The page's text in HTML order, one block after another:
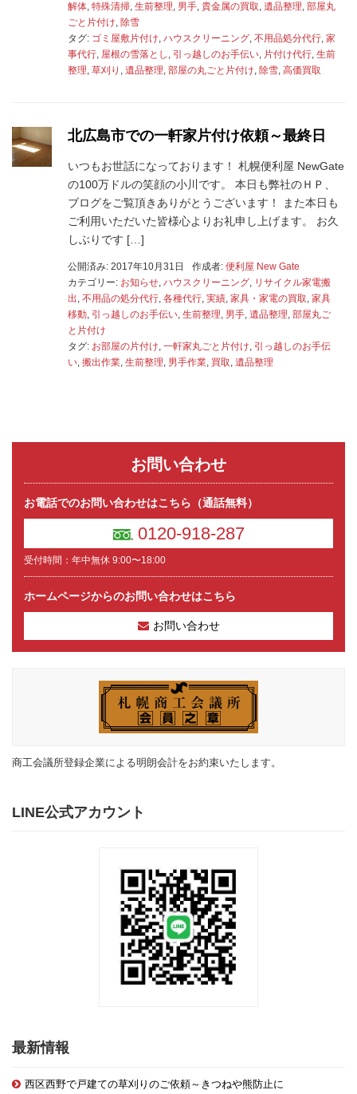
解体, 特殊清掃, 生前整理, 男手, 貴金属の買取, 遺品整理, 部屋丸
ごと片付け, 除雪
タグ: ゴミ屋敷片付け, ハウスクリーニング, 不用品処分代行, 家
事代行, 屋根の雪落とし , 引っ越しのお手伝い, 片付け代行, 生前
整理, 草刈り , 遺品整理, 部屋の丸ごと片付け, 除雪, 高価買取
北広島市での一軒家片付け依頼～最終日
いつもお世話になっております！ 札幌便利屋 NewGate
の100万ドルの笑顔の小川です。 本日も弊社のＨＰ、
ブログをご覧頂きありがとうございます！ また本日も
ご利用いただいた皆様心よりお礼申し上げます。 お久
しぶりです […]
公開済み: 2017年10月31日 作成者: 便利屋 New Gate
カテゴリー: お知らせ ハウスクリーニング リサイクル家電搬
出 不用品の処分代行 各種代行 実績 家具・家電の買取 家具
移動 引っ越しのお手伝い 生前整理 男手 遺品整理 部屋丸ご
と片付け
タグ: お部屋の片付け 一軒家丸ごと片付け 引っ越しのお手伝
い 搬出作業 生前整理 男手作業 買取 遺品整理
お問い合わせ
お電話でのお問い合わせはこちら（通話無料）
0120-918-287
受付時間：年中無休 9:00〜18:00
ホームページからのお問い合わせはこちら
お問い合わせ
商工会議所登録企業による明朗会計をお約束いたします。
LINE公式アカウント
最新情報
西区西野で戸建ての草刈りのご依頼～きつねや熊防止に